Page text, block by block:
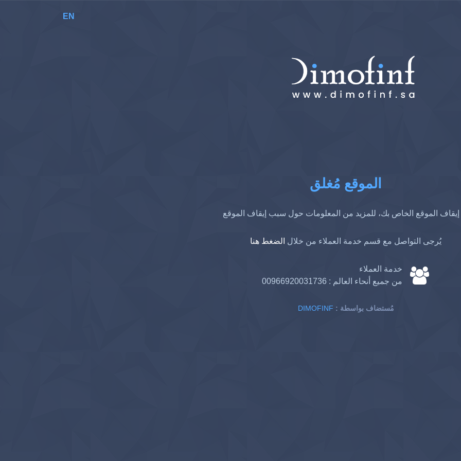
EN
الموقع مُغلق
إيقاف الموقع الخاص بك، للمزيد من المعلومات حول سبب إيقاف الموقع
يُرجى التواصل مع قسم خدمة العملاء من خلال الضغط هنا
خدمة العملاء
من جميع أنحاء العالم : 00966920031736
DIMOFINF : مُستضاف بواسطة